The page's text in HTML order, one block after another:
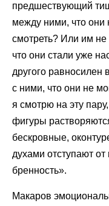
предшествующий
между ними, что они
смотреть? Или им не
что они стали уже
другого равносилен
с ними, что они не
я смотрю на эту
фигуры
бескровные,
духами отступают
бренность».
Макаров